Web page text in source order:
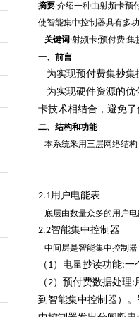
摘要:介绍一种由射频卡预
使智能集中控制器具有多
关键词 :射频卡;预付费;集
一、前言
为实现预付费集抄集
为实现硬件资源的优
卡技术相结合，避免
二、结构和功能
本系统釆用三层网络结构
2.1用户电能表
底层由数量众多的用户
2.2智能集中控制器
中间层是智能集中控制
（ 1）电量抄读功能:一
（2）预付费数据处理:
到智能集中控制器）